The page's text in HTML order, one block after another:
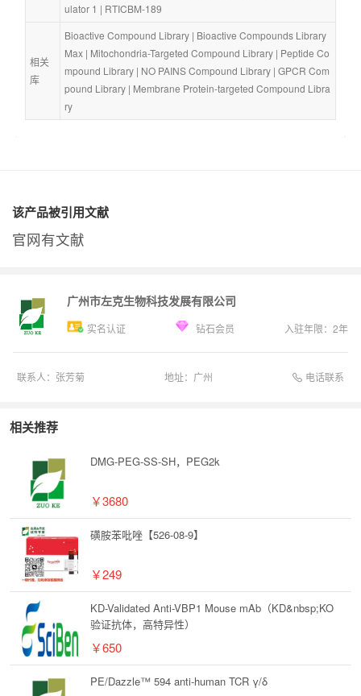
ulator 1 | RTICBM-189
相关
库
Bioactive Compound Library | Bioactive Compounds Library
Max | Mitochondria-Targeted Compound Library | Peptide Co
mpound Library | NO PAINS Compound Library | GPCR Com
pound Library | Membrane Protein-targeted Compound Libra
ry
该产品被引用文献
官网有文献
广州市左克生物科技发展有限公司
实名认证 钻石会员 入驻年限： 2年
联系人： 张芳菊 地址： 广州 电话联系
相关推荐
DMG-PEG-SS-SH，PEG2k
￥3680
磺胺苯吡唑【526-08-9】
￥249
KD-Validated Anti-VBP1 Mouse mAb（KD&nbsp;KO
验证抗体，高特异性）
￥650
PE/Dazzle™ 594 anti-human TCR γ/δ